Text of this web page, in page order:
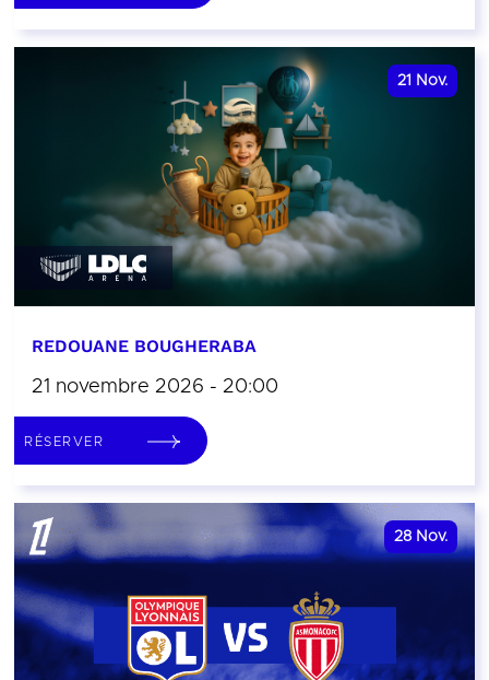
21 Nov.
REDOUANE BOUGHERABA
21 novembre 2026 - 20:00
RÉSERVER
28 Nov.